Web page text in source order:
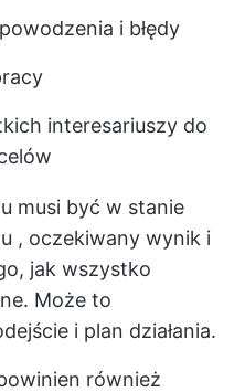
i błędy
interesariuszy do
musi być w stanie
, oczekiwany wynik i
jak wszystko
Może to
i plan działania.
również